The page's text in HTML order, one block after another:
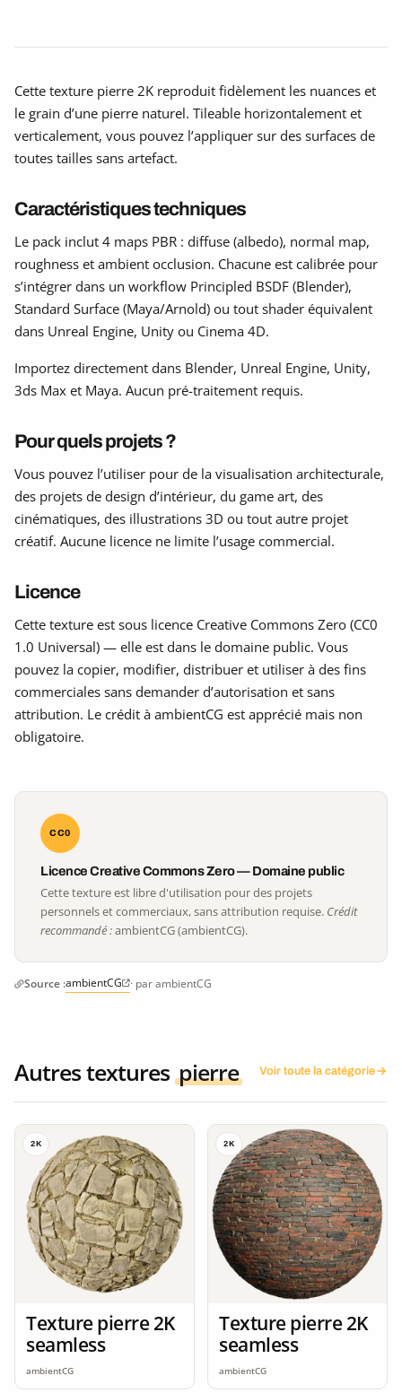
Cette texture pierre 2K reproduit fidèlement les nuances et
le grain d’une pierre naturel. Tileable horizontalement et
verticalement, vous pouvez l’appliquer sur des surfaces de
toutes tailles sans artefact.
Caractéristiques techniques
Le pack inclut 4 maps PBR : diffuse (albedo), normal map,
roughness et ambient occlusion. Chacune est calibrée pour
s’intégrer dans un workflow Principled BSDF (Blender),
Standard Surface (Maya/Arnold) ou tout shader équivalent
dans Unreal Engine, Unity ou Cinema 4D.
Importez directement dans Blender, Unreal Engine, Unity,
3ds Max et Maya. Aucun pré-traitement requis.
Pour quels projets ?
Vous pouvez l’utiliser pour de la visualisation architecturale,
des projets de design d’intérieur, du game art, des
cinématiques, des illustrations 3D ou tout autre projet
créatif. Aucune licence ne limite l’usage commercial.
Licence
Cette texture est sous licence Creative Commons Zero (CC0
1.0 Universal) — elle est dans le domaine public. Vous
pouvez la copier, modifier, distribuer et utiliser à des fins
commerciales sans demander d’autorisation et sans
attribution. Le crédit à ambientCG est apprécié mais non
obligatoire.
CC0
Licence Creative Commons Zero — Domaine public
Cette texture est libre d'utilisation pour des projets
personnels et commerciaux, sans attribution requise. Crédit
recommandé :ambientCG (ambientCG).
Source :ambientCG · par ambientCG
Autres textures pierre Voir toute la catégorie
2K
Texture pierre 2K
seamless
ambientCG
2K
Texture pierre 2K
seamless
ambientCG